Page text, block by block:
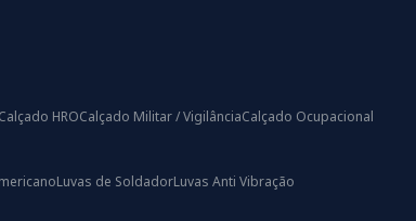
Calçado HROCalçado Militar / VigilânciaCalçado Ocupacional
Luvas de SoldadorLuvas Anti Vibração